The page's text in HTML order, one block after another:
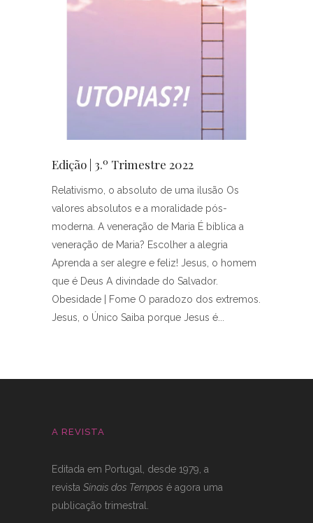
Edição | 3.º Trimestre 2022
Relativismo, o absoluto de uma ilusão Os
valores absolutos e a moralidade pós-
moderna. A veneração de Maria É bíblica a
veneração de Maria? Escolher a alegria
Aprenda a ser alegre e feliz! Jesus, o homem
que é Deus A divindade do Salvador.
Obesidade | Fome O paradozo dos extremos.
Jesus, o Único Saiba porque Jesus é
A REVISTA
Editada em Portugal, desde 1979, a
revista Sinais dos Tempos é agora uma
publicação trimestral.